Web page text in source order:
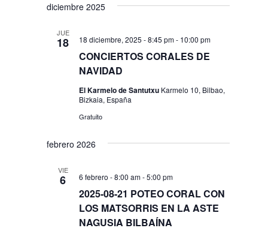
diciembre 2025
JUE
18
CONCIERTOS CORALES DE
NAVIDAD
18 diciembre, 2025 - 8:45 pm- 10:00 pm
El Karmelo de Santutxu Karmelo 10, Bilbao,
Bizkaia, España
Gratuito
febrero 2026
VIE
6
2025-08-21 POTEO CORAL CON
LOS MATSORRIS EN LA ASTE
NAGUSIA BILBAÍNA
6 febrero - 8:00 am-5:00 pm